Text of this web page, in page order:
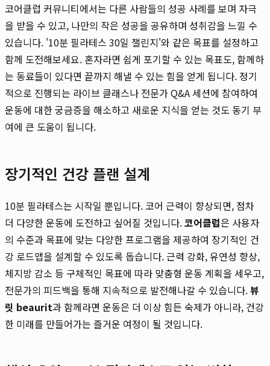
코어클럽 커뮤니티에서는 다른 사람들의 성공 사례를 보며 자극
을 받을 수 있고, 나만의 작은 성공을 공유하며 성취감을 느낄 수
있습니다. '10분 필라테스 30일 챌린지'와 같은 목표를 설정하고
함께 도전해보세요. 혼자라면 쉽게 포기할 수 있는 목표도, 함께하
는 동료들이 있다면 끝까지 해낼 수 있는 힘을 얻게 됩니다. 정기
적으로 진행되는 라이브 클래스나 전문가 Q&A 세션에 참여하여
운동에 대한 궁금증을 해소하고 새로운 지식을 얻는 것도 동기 부
여에 큰 도움이 됩니다.
장기적인 건강 플랜 설계
10분 필라테스는 시작일 뿐입니다. 코어 근력이 향상되면, 점차
더 다양한 운동에 도전하고 싶어질 것입니다.코어클럽은 사용자
의 수준과 목표에 맞는 다양한 프로그램을 제공하여 장기적인 건
강 로드맵을 설계할 수 있도록 돕습니다. 근력 강화, 유연성 향상,
체지방 감소 등 구체적인 목표에 따라 맞춤형 운동 계획을 세우고,
전문가의 피드백을 통해 지속적으로 발전해나갈 수 있습니다.뷰
릿 beaurit과 함께라면 운동은 더 이상 힘든 숙제가 아니라, 건강
한 미래를 만들어가는 즐거운 여정이 될 것입니다.